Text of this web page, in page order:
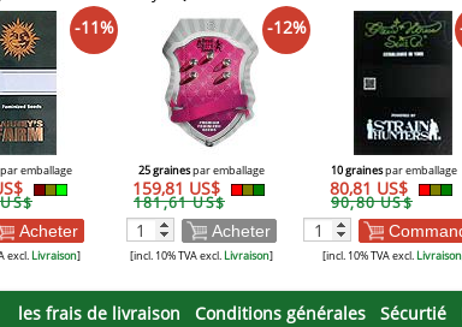
-11%
emballage
Acheter
excl.Livraison]
-12%
25 grainespar emballage
159,81 US$
181,61 US$
Acheter
[incl. 10% TVA excl.Livraison]
10 grainespar emballage
80,81 US$
90,80 US$
[incl. 10% TVA excl.Livraison
les frais de livraison Conditions générales Sécurtié